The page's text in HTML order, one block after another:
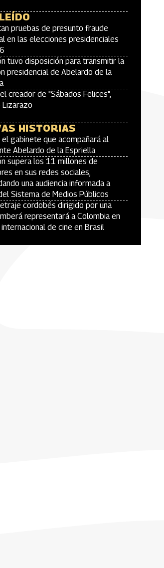
pruebas de presunto fraude
en las elecciones presidenciales
tuvo disposición para transmitir la
presidencial de Abelardo de la
creador de "Sábados Felices",
HISTORIAS
gabinete que acompañará al
Abelardo de la Espriella
supera los 11 millones de
en sus redes sociales,
una audiencia informada a
Sistema de Medios Públicos
cordobés dirigido por una
representará a Colombia en
de cine en Brasil